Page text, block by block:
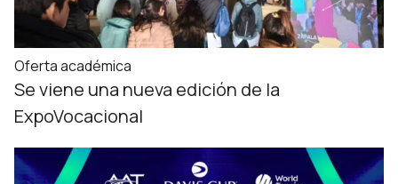
Oferta académica
Se viene una nueva edición de la
ExpoVocacional